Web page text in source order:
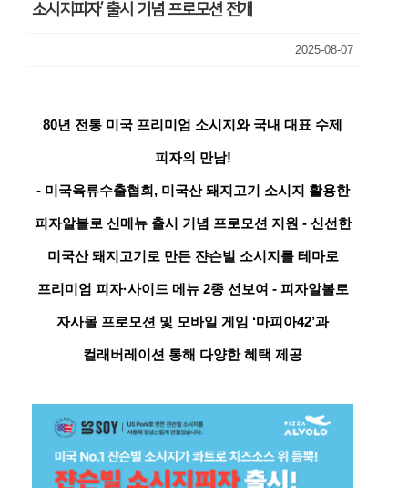
소시지피자’ 출시 기념 프로모션 전개
2025-08-07
80년 전통 미국 프리미엄 소시지와 국내 대표 수제
피자의 만남!
- 미국육류수출협회, 미국산 돼지고기 소시지 활용한
피자알볼로 신메뉴 출시 기념 프로모션 지원 - 신선한
미국산 돼지고기로 만든 쟌슨빌 소시지를 테마로
프리미엄 피자·사이드 메뉴 2종 선보여 - 피자알볼로
자사몰 프로모션 및 모바일 게임 ‘마피아42’과
컬래버레이션 통해 다양한 혜택 제공